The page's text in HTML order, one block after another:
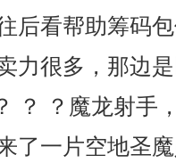
后看帮助筹码
力很多，那边
？ ？魔龙射手
了一片空地圣